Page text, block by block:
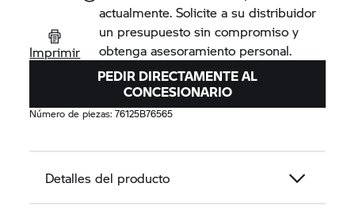
Imprimir
actualmente. Solicite a su distribuidor
un presupuesto sin compromiso y
obtenga asesoramiento personal.
PEDIR DIRECTAMENTE AL
CONCESIONARIO
Número de piezas:76125B76565
Detalles del producto